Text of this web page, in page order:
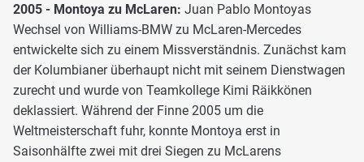
2005 - Montoya zu McLaren: Juan Pablo Montoyas
Wechsel von Williams-BMW zu McLaren-Mercedes
entwickelte sich zu einem Missverständnis. Zunächst kam
der Kolumbianer überhaupt nicht mit seinem Dienstwagen
zurecht und wurde von Teamkollege Kimi Räikkönen
deklassiert. Während der Finne 2005 um die
Weltmeisterschaft fuhr, konnte Montoya erst in
Saisonhälfte zwei mit drei Siegen zu McLarens